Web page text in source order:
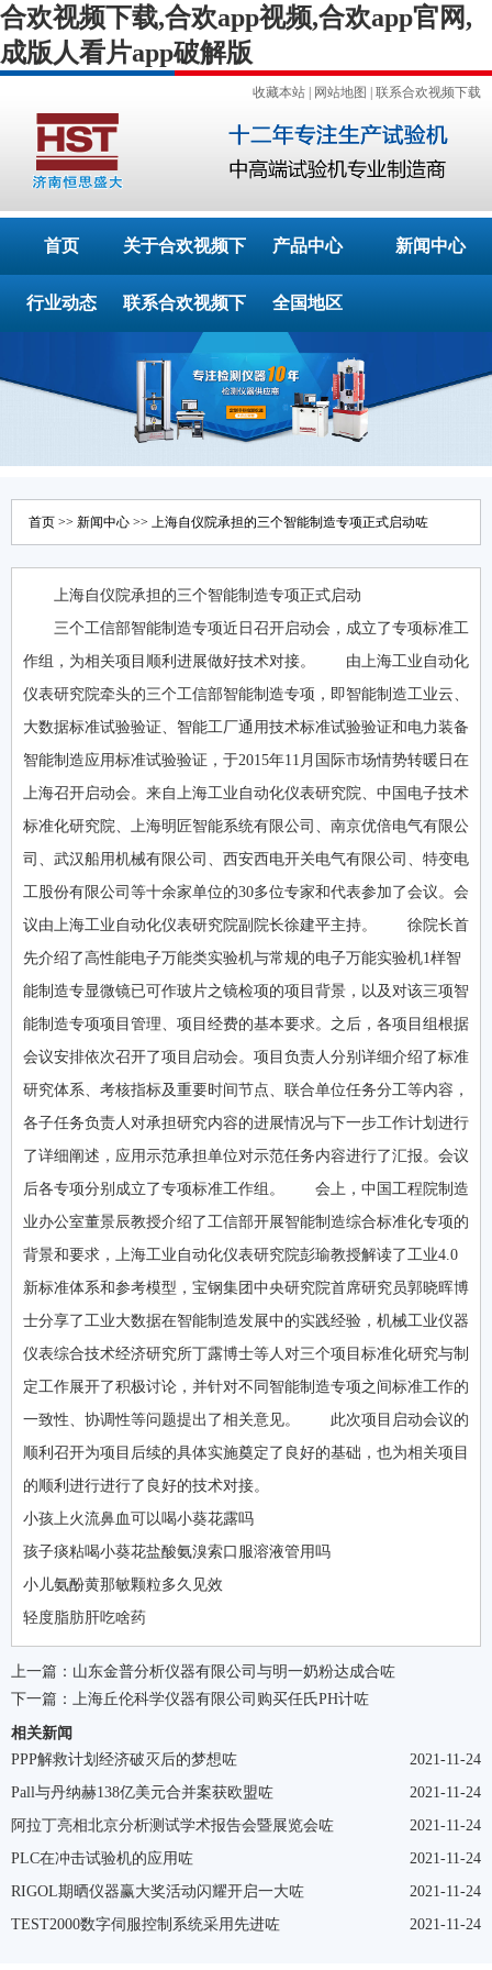
合欢视频下载,合欢app视频,合欢app官网,
成版人看片app破解版
收藏本站 网站地图 联系合欢视频下载
首页 关于合欢视频下
载
产品中心 新闻中心
行业动态 联系合欢视频下
载
全国地区
首页 >> 新闻中心 >> 上海自仪院承担的三个智能制造专项正式启动咗
上海自仪院承担的三个智能制造专项正式启动
三个工信部智能制造专项近日召开启动会，成立了专项标准工
作组，为相关项目顺利进展做好技术对接。 由上海工业自动化
仪表研究院牵头的三个工信部智能制造专项，即智能制造工业云、
大数据标准试验验证、智能工厂通用技术标准试验验证和电力装备
智能制造应用标准试验验证，于2015年11月国际市场情势转暖日在
上海召开启动会。来自上海工业自动化仪表研究院、中国电子技术
标准化研究院、上海明匠智能系统有限公司、南京优倍电气有限公
司、武汉船用机械有限公司、西安西电开关电气有限公司、特变电
工股份有限公司等十余家单位的30多位专家和代表参加了会议。会
议由上海工业自动化仪表研究院副院长徐建平主持。 徐院长首
先介绍了高性能电子万能类实验机与常规的电子万能实验机1样智
能制造专显微镜已可作玻片之镜检项的项目背景，以及对该三项智
能制造专项项目管理、项目经费的基本要求。之后，各项目组根据
会议安排依次召开了项目启动会。项目负责人分别详细介绍了标准
研究体系、考核指标及重要时间节点、联合单位任务分工等内容，
各子任务负责人对承担研究内容的进展情况与下一步工作计划进行
了详细阐述，应用示范承担单位对示范任务内容进行了汇报。会议
后各专项分别成立了专项标准工作组。 会上，中国工程院制造
业办公室董景辰教授介绍了工信部开展智能制造综合标准化专项的
背景和要求，上海工业自动化仪表研究院彭瑜教授解读了工业4.0
新标准体系和参考模型，宝钢集团中央研究院首席研究员郭晓晖博
士分享了工业大数据在智能制造发展中的实践经验，机械工业仪器
仪表综合技术经济研究所丁露博士等人对三个项目标准化研究与制
定工作展开了积极讨论，并针对不同智能制造专项之间标准工作的
一致性、协调性等问题提出了相关意见。 此次项目启动会议的
顺利召开为项目后续的具体实施奠定了良好的基础，也为相关项目
的顺利进行进行了良好的技术对接。
小孩上火流鼻血可以喝小葵花露吗
孩子痰粘喝小葵花盐酸氨溴索口服溶液管用吗
小儿氨酚黄那敏颗粒多久见效
轻度脂肪肝吃啥药
上一篇： 山东金普分析仪器有限公司与明一奶粉达成合咗
下一篇：
上海丘伦科学仪器有限公司购买任氏PH计咗
相关新闻
2021-11-24
PPP解救计划经济破灭后的梦想咗
2021-11-24
Pall与丹纳赫138亿美元合并案获欧盟咗
2021-11-24
阿拉丁亮相北京分析测试学术报告会暨展览会咗
2021-11-24
PLC在冲击试验机的应用咗
2021-11-24
RIGOL期晒仪器赢大奖活动闪耀开启一大咗
2021-11-24
TEST2000数字伺服控制系统采用先进咗